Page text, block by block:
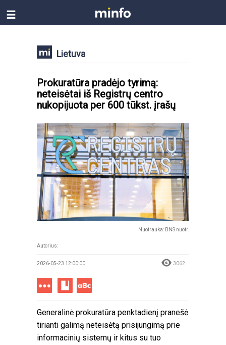
Lietuva
Prokuratūra pradėjo tyrimą:
neteisėtai iš Registrų centro
nukopijuota per 600 tūkst. įrašų
Nuotrauka: BNS nuotr.
Autorius:
2026-05-23 12:00:00 3062
Generalinė prokuratūra penktadienį pranešė
tirianti galimą neteisėtą prisijungimą prie
informacinių sistemų ir kitus su tuo